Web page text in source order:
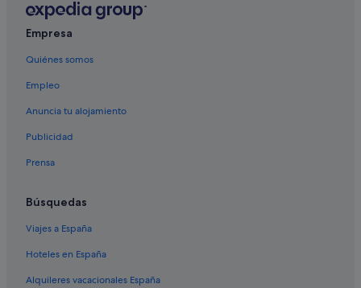
Empresa
Quiénes somos
Empleo
Anuncia tu alojamiento
Publicidad
Prensa
Búsquedas
Viajes a España
Hoteles en España
Alquileres vacacionales España